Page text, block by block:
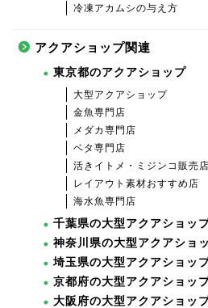
冷凍アカムシの与え方
アクアショップ関連
東京都のアクアショップ
大型アクアショップ
金魚専門店
メダカ専門店
ベタ専門店
活きイトメ・ミジンコ販売店
レイアウト素材おすすめ店
海水魚専門店
千葉県の大型アクアショッ
神奈川県の大型アクアショ
埼玉県の大型アクアショッ
京都府の大型アクアショッ
大阪府の大型アクアショッ